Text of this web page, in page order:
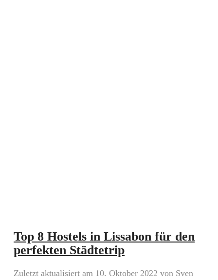
Top 8 Hostels in Lissabon für den
perfekten Städtetrip
Zuletzt aktualisiert am 10. Oktober 2022 von Sven